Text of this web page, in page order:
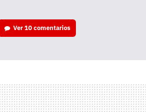
Ver10 comentarios